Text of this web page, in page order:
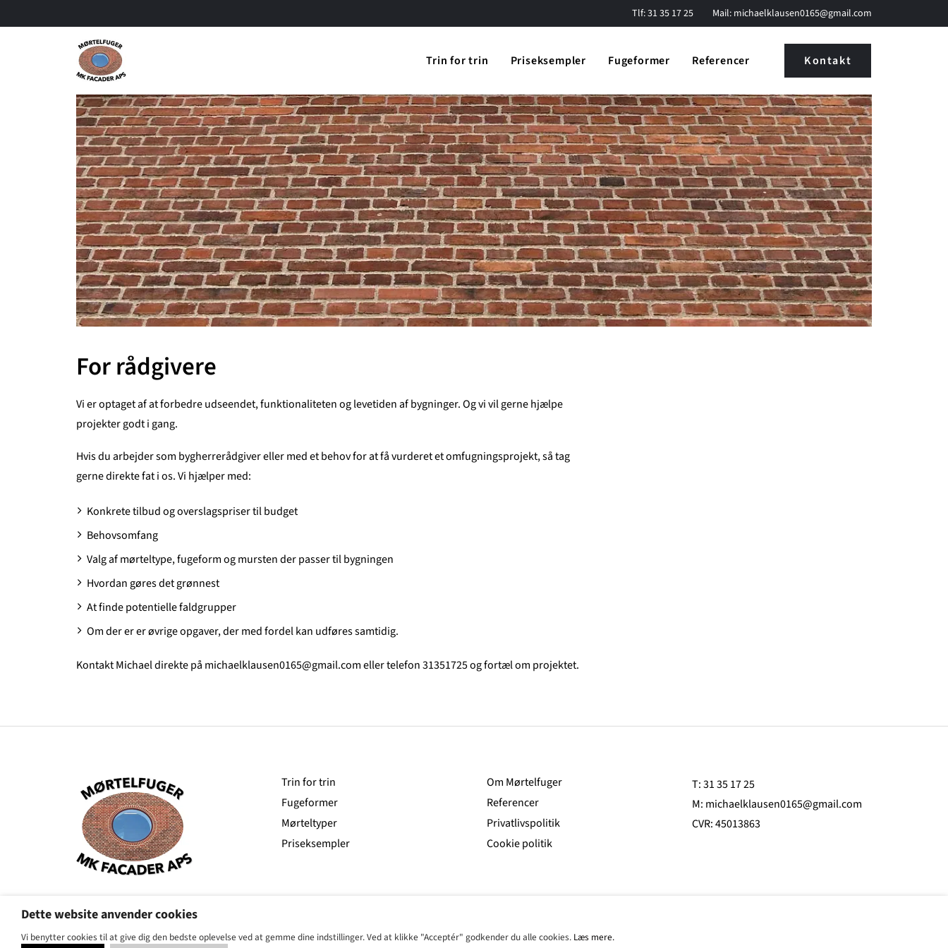
Tlf:31 35 17 25 Mail: michaelklausen0165@gmail.com
Trin for trin Priseksempler Fugeformer Referencer Kontakt
For rådgivere
Vi er optaget af at forbedre udseendet, funktionaliteten og levetiden af bygninger. Og vi vil gerne hjælpe
projekter godt i gang.
Hvis du arbejder som bygherrerådgiver eller med et behov for at få vurderet et omfugningsprojekt, så tag
gerne direkte fat i os. Vi hjælper med:
Konkrete tilbud og overslagspriser til budget
Behovsomfang
Valg af mørteltype, fugeform og mursten der passer til bygningen
Hvordan gøres det grønnest
At finde potentielle faldgrupper
Om der er er øvrige opgaver, der med fordel kan udføres samtidig.
Kontakt Michael direkte på michaelklausen0165@gmail.comeller telefon 31351725 og fortæl om projektet.
Trin for trin
Fugeformer
Mørteltyper
Priseksempler
Om Mørtelfuger
Referencer
Privatlivspolitik
Cookie politik
T:31 35 17 25
M: michaelklausen0165@gmail.com
CVR: 45013863
Dette website anvender cookies
Vi benytter cookies til at give dig den bedste oplevelse ved at gemme dine indstillinger. Ved at klikke "Acceptér" godkender du alle cookies. Læs mere.